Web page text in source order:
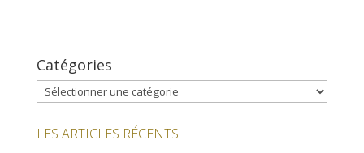
Catégories
Catégories
LES ARTICLES RÉCENTS